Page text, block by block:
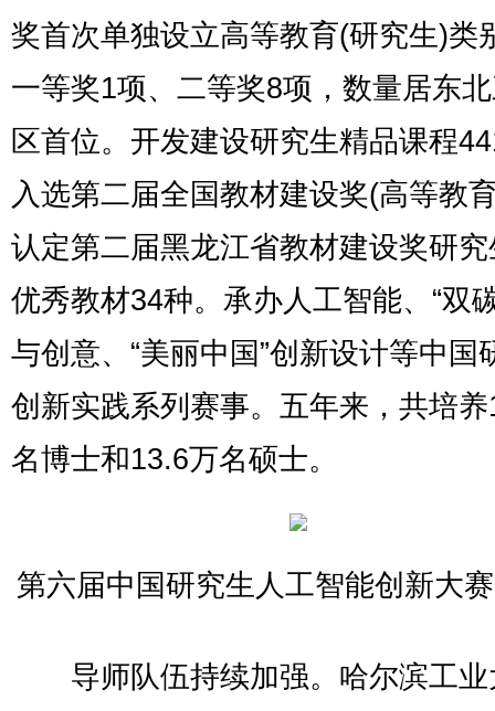
奖首次单独设立高等教育(研究生)类
一等奖1项、二等奖8项，数量居东
区首位。开发建设研究生精品课程
入选第二届全国教材建设奖(高等教
认定第二届黑龙江省教材建设奖研
优秀教材34种。承办人工智能、“双
与创意、“美丽中国”创新设计等中国
创新实践系列赛事。五年来，共培
名博士和13.6万名硕士。
第六届中国研究生人工智能创新大
导师队伍持续加强。哈尔滨工业